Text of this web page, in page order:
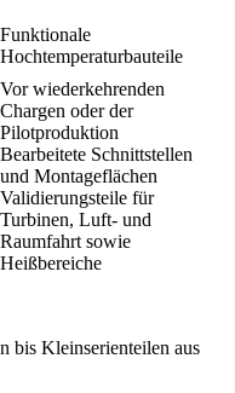
Funktionale
Hochtemperaturbauteile
Vor wiederkehrenden
Chargen oder der
Pilotproduktion
Bearbeitete Schnittstellen
und Montageflächen
Validierungsteile für
Turbinen, Luft- und
Raumfahrt sowie
Heißbereiche
bis Kleinserienteilen aus